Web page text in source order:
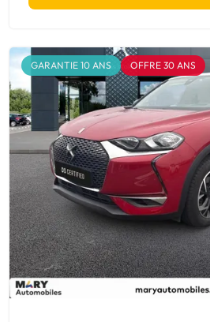
GARANTIE 10 ANS OFFRE 30 ANS